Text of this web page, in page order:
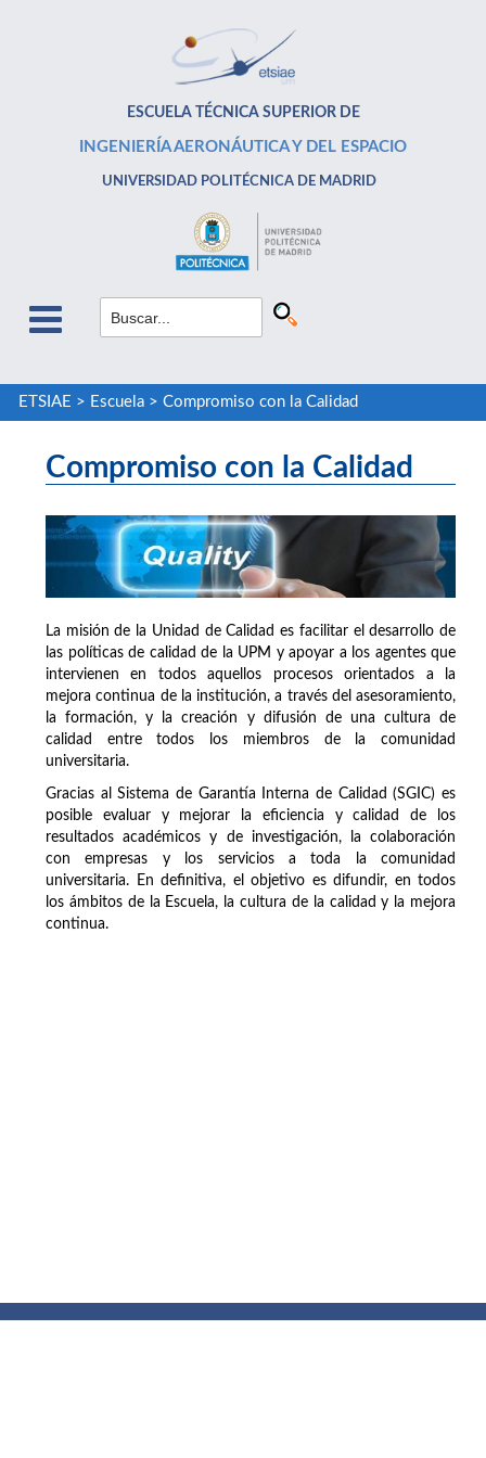
ESCUELA TÉCNICA SUPERIOR DE
INGENIERÍA AERONÁUTICA Y DEL ESPACIO
UNIVERSIDAD POLITÉCNICA DE MADRID
ETSIAE > Escuela> Compromiso con la Calidad
Compromiso con la Calidad
La misión de la Unidad de Calidad es facilitar el desarrollo de
las políticas de calidad de la UPM y apoyar a los agentes que
intervienen en todos aquellos procesos orientados a la
mejora continua de la institución, a través del asesoramiento,
la formación, y la creación y difusión de una cultura de
calidad entre todos los miembros de la comunidad
universitaria.
Gracias al Sistema de Garantía Interna de Calidad (SGIC) es
posible evaluar y mejorar la eficiencia y calidad de los
resultados académicos y de investigación, la colaboración
con empresas y los servicios a toda la comunidad
universitaria. En definitiva, el objetivo es difundir, en todos
los ámbitos de la Escuela, la cultura de la calidad y la mejora
continua.